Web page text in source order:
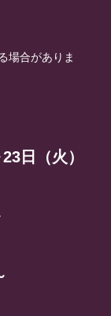
場合がありま
日（火）